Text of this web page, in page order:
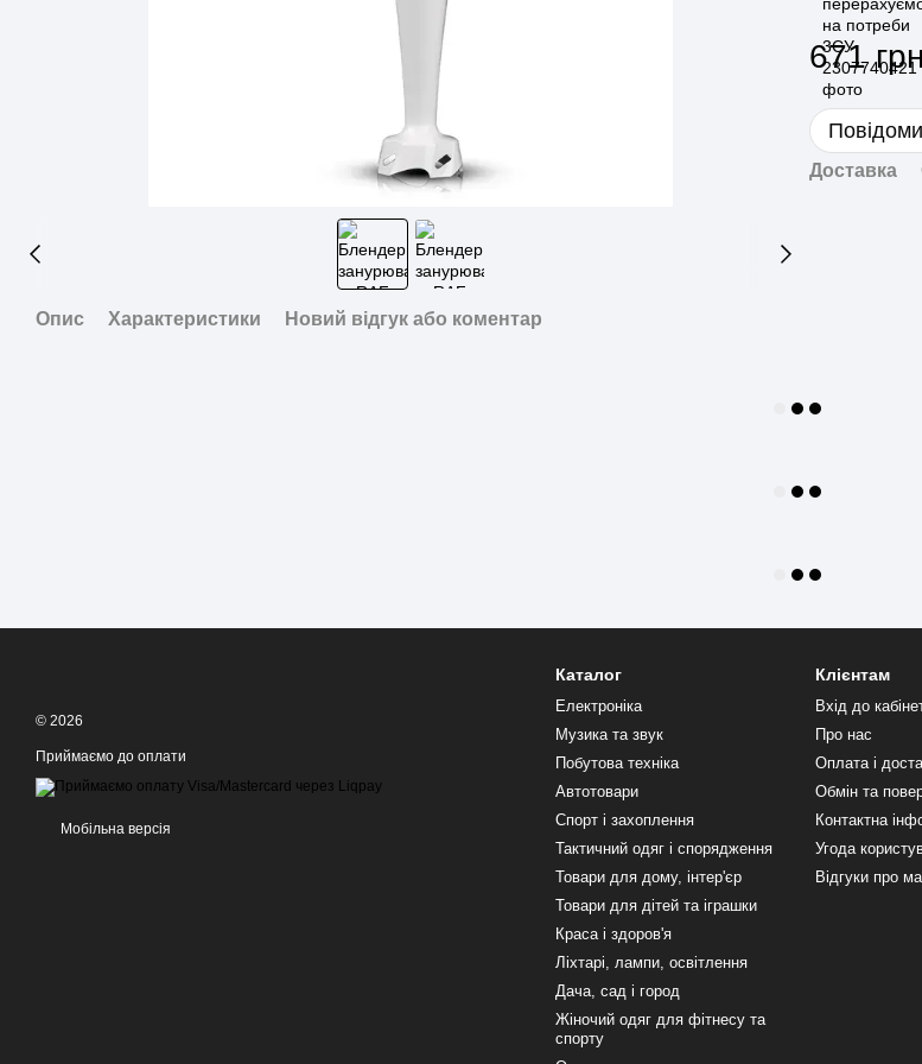
671 грн
Доставка
Опис Характеристики Новий відгук або коментар
© 2026
Приймаємо до оплати
Мобільна версія
Каталог
Електроніка
Музика та звук
Побутова техніка
Автотовари
Спорт і захоплення
Тактичний одяг і спорядження
Товари для дому, інтер'єр
Товари для дітей та іграшки
Краса і здоров'я
Ліхтарі, лампи, освітлення
Дача, сад і город
Жіночий одяг для фітнесу та
спорту
Клієнтам
Вхід до
Про нас
Оплата і
Обмін та
Контактна
Угода
Відгуки про